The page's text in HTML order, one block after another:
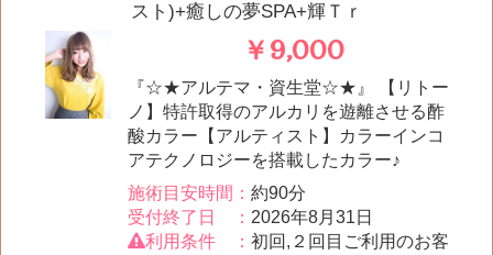
スト)+癒しの夢SPA+輝Ｔｒ
￥9,000
『☆★アルテマ・資生堂☆★』 【リトー
ノ】特許取得のアルカリを遊離させる酢
酸カラー【アルティスト】カラーインコ
アテクノロジーを搭載したカラー♪
施術目安時間： 約90分
受付終了日 ： 2026年8月31日
利用条件 ： 初回,２回目ご利用のお客